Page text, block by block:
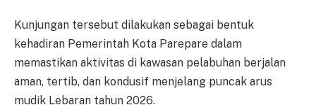
Kunjungan tersebut dilakukan sebagai bentuk
kehadiran Pemerintah Kota Parepare dalam
memastikan aktivitas di kawasan pelabuhan berjalan
aman, tertib, dan kondusif menjelang puncak arus
mudik Lebaran tahun 2026.